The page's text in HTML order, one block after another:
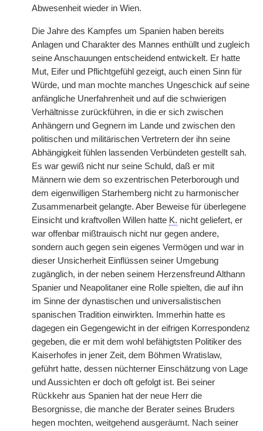
Abwesenheit wieder in Wien.
Die Jahre des Kampfes um Spanien haben bereits
Anlagen und Charakter des Mannes enthüllt und zugleich
seine Anschauungen entscheidend entwickelt. Er hatte
Mut, Eifer und Pflichtgefühl gezeigt, auch einen Sinn für
Würde, und man mochte manches Ungeschick auf seine
anfängliche Unerfahrenheit und auf die schwierigen
Verhältnisse zurückführen, in die er sich zwischen
Anhängern und Gegnern im Lande und zwischen den
politischen und militärischen Vertretern der ihn seine
Abhängigkeit fühlen lassenden Verbündeten gestellt sah.
Es war gewiß nicht nur seine Schuld, daß er mit
Männern wie dem so exzentrischen Peterborough und
dem eigenwilligen Starhemberg nicht zu harmonischer
Zusammenarbeit gelangte. Aber Beweise für überlegene
Einsicht und kraftvollen Willen hatte K. nicht geliefert, er
war offenbar mißtrauisch nicht nur gegen andere,
sondern auch gegen sein eigenes Vermögen und war in
dieser Unsicherheit Einflüssen seiner Umgebung
zugänglich, in der neben seinem Herzensfreund Althann
Spanier und Neapolitaner eine Rolle spielten, die auf ihn
im Sinne der dynastischen und universalistischen
spanischen Tradition einwirkten. Immerhin hatte es
dagegen ein Gegengewicht in der eifrigen Korrespondenz
gegeben, die er mit dem wohl befähigtsten Politiker des
Kaiserhofes in jener Zeit, dem Böhmen Wratislaw,
geführt hatte, dessen nüchterner Einschätzung von Lage
und Aussichten er doch oft gefolgt ist. Bei seiner
Rückkehr aus Spanien hat der neue Herr die
Besorgnisse, die manche der Berater seines Bruders
hegen mochten, weitgehend ausgeräumt. Nach seiner